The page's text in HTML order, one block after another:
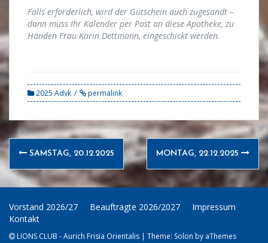
Falls erforderlich, wird der Gutschein auch zugesandt –
dann muss Ihr Kalender per Post an diese Apotheke, zu
Händen Frau Karin Dettmann, eingeschickt werden.
2025 Advk permalink
Post
navigation
SAMSTAG, 20.12.2025 MONTAG, 22.12.2025
Vorstand 2026/27 Beauftragte 2026/2027
Impressum
Kontakt
LIONS CLUB - Aurich Frisia Orientalis | Theme: Solon by aThemes